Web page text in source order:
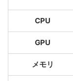
CPU
GPU
メモリ